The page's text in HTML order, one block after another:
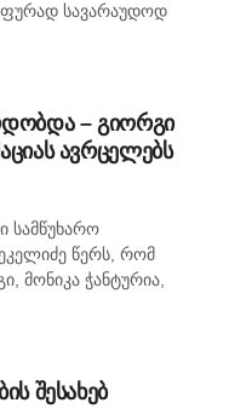
სავარაუდოდ
ჯერობით
ინფორმაცია არ
– გიორგი
ავრცელებს
სამწუხარო
წერს, რომ
მონიკა ჭანტურია,
განსაკუთრებული
მგონებია, რომ აქ,
შესახებ